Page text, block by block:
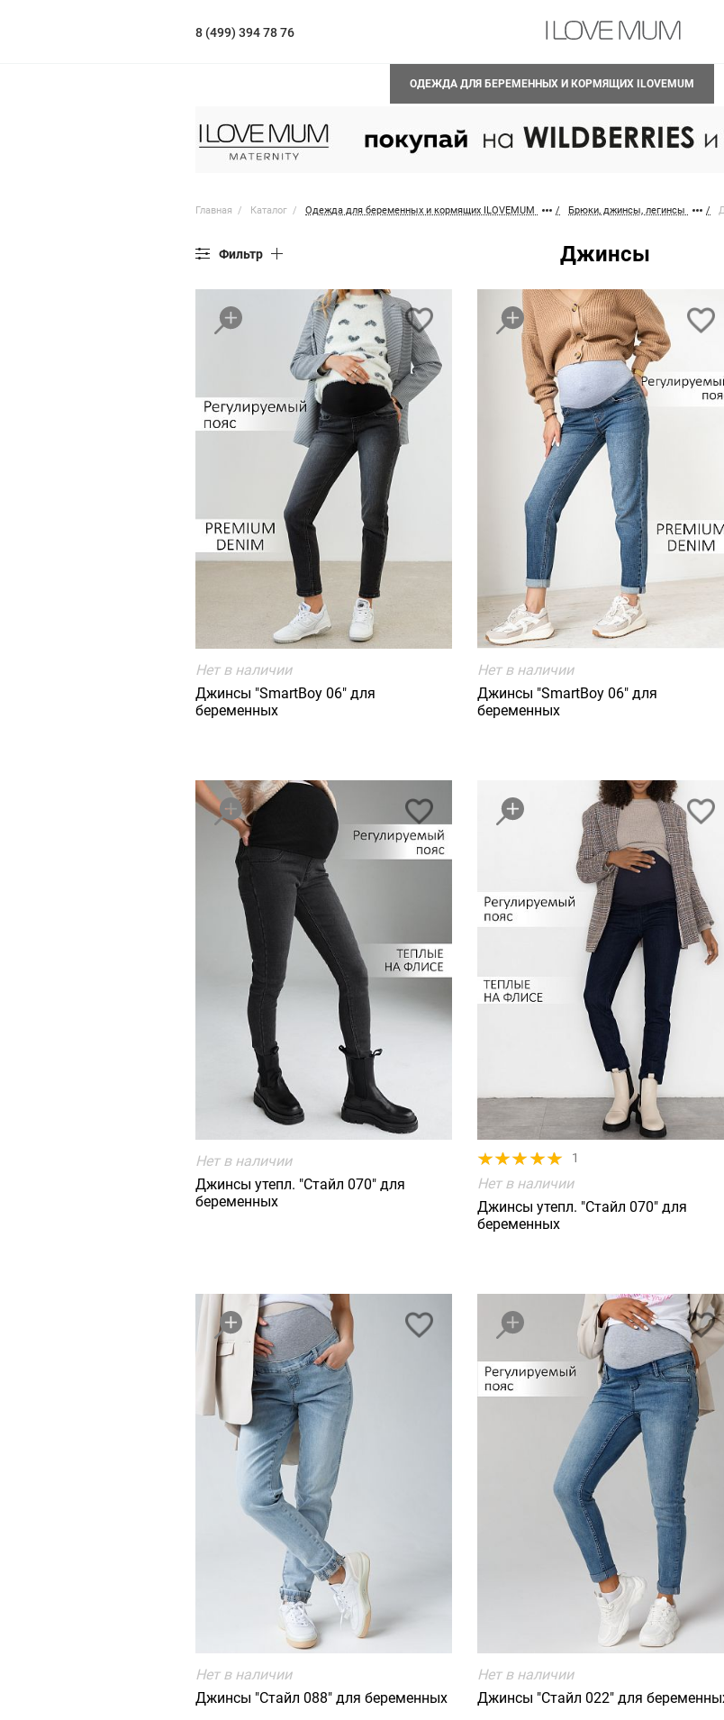
8 (499) 394 78 76
ОДЕЖДА ДЛЯ БЕРЕМЕННЫХ И КОРМЯЩИХ ILOVEMUM
Главная Каталог Одежда для беременных и кормящих ILOVEMUM Брюки, джинсы, легинсы
Фильтр Джинсы
Нет в наличии
Джинсы "SmartBoy 06" для
беременных
Нет в наличии
Джинсы "SmartBoy 06" для
беременных
Нет в наличии
Джинсы утепл. "Стайл 070" для
беременных
1
Нет в наличии
Джинсы утепл. "Стайл 070" для
беременных
Нет в наличии
Джинсы "Стайл 088" для беременных
Нет в наличии
Джинсы "Стайл 022" для